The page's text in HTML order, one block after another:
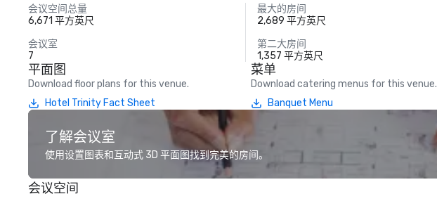
会议空间总量
6,671 平方英尺
最大的房间
2,689 平方英尺
会议室
7
第二大房间
1,357 平方英尺
平面图
Download floor plans for this venue.
Hotel Trinity Fact Sheet
菜单
Download catering menus for this venue.
Banquet Menu
了解会议室
使用设置图表和互动式 3D 平面图找到完美的房间。
会议空间